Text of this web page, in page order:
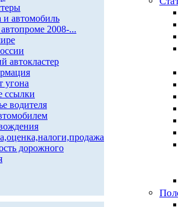
автомобиль
2008-...
автокластер
угона
ссылки
водителя
дорожного